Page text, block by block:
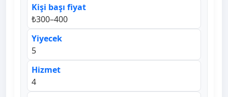
Kişi başı fiyat
₺300–400
Yiyecek
5
Hizmet
4